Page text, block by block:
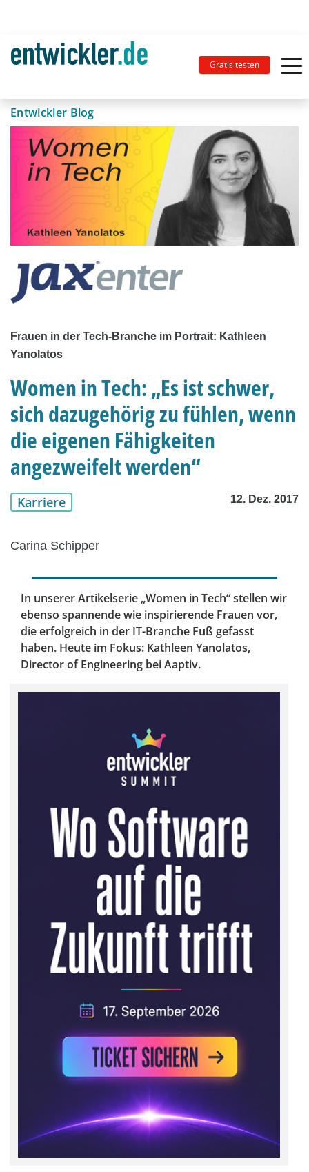
Gratis testen
Entwickler Blog
Frauen in der Tech-Branche im Portrait: Kathleen
Yanolatos
Women in Tech: „Es ist schwer,
sich dazugehörig zu fühlen, wenn
die eigenen Fähigkeiten
angezweifelt werden“
Karriere 12. Dez. 2017
Carina Schipper
In unserer Artikelserie „Women in Tech“ stellen wir
ebenso spannende wie inspirierende Frauen vor,
die erfolgreich in der IT-Branche Fuß gefasst
haben. Heute im Fokus: Kathleen Yanolatos,
Director of Engineering bei Aaptiv.